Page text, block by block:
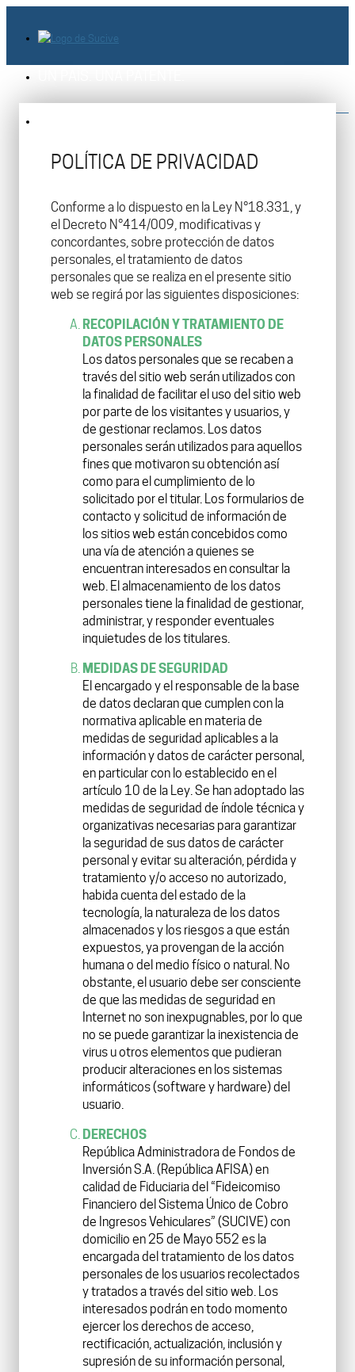
POLÍTICA DE PRIVACIDAD
Conforme a lo dispuesto en la Ley N°18.331, y
el Decreto N°414/009, modificativas y
concordantes, sobre protección de datos
personales, el tratamiento de datos
personales que se realiza en el presente sitio
web se regirá por las siguientes disposiciones:
RECOPILACIÓN Y TRATAMIENTO DE
DATOS PERSONALES
Los datos personales que se recaben a
través del sitio web serán utilizados con
la finalidad de facilitar el uso del sitio web
por parte de los visitantes y usuarios, y
de gestionar reclamos. Los datos
personales serán utilizados para aquellos
fines que motivaron su obtención así
como para el cumplimiento de lo
solicitado por el titular. Los formularios de
contacto y solicitud de información de
los sitios web están concebidos como
una vía de atención a quienes se
encuentran interesados en consultar la
web. El almacenamiento de los datos
personales tiene la finalidad de gestionar,
administrar, y responder eventuales
inquietudes de los titulares.
MEDIDAS DE SEGURIDAD
El encargado y el responsable de la base
de datos declaran que cumplen con la
normativa aplicable en materia de
medidas de seguridad aplicables a la
información y datos de carácter personal,
en particular con lo establecido en el
artículo 10 de la Ley. Se han adoptado las
medidas de seguridad de índole técnica y
organizativas necesarias para garantizar
la seguridad de sus datos de carácter
personal y evitar su alteración, pérdida y
tratamiento y/o acceso no autorizado,
habida cuenta del estado de la
tecnología, la naturaleza de los datos
almacenados y los riesgos a que están
expuestos, ya provengan de la acción
humana o del medio físico o natural. No
obstante, el usuario debe ser consciente
de que las medidas de seguridad en
Internet no son inexpugnables, por lo que
no se puede garantizar la inexistencia de
virus u otros elementos que pudieran
producir alteraciones en los sistemas
informáticos (software y hardware) del
usuario.
DERECHOS
República Administradora de Fondos de
Inversión S.A. (República AFISA) en
calidad de Fiduciaria del “Fideicomiso
Financiero del Sistema Único de Cobro
de Ingresos Vehiculares” (SUCIVE) con
domicilio en 25 de Mayo 552 es la
encargada del tratamiento de los datos
personales de los usuarios recolectados
y tratados a través del sitio web. Los
interesados podrán en todo momento
ejercer los derechos de acceso,
rectificación, actualización, inclusión y
supresión de su información personal,